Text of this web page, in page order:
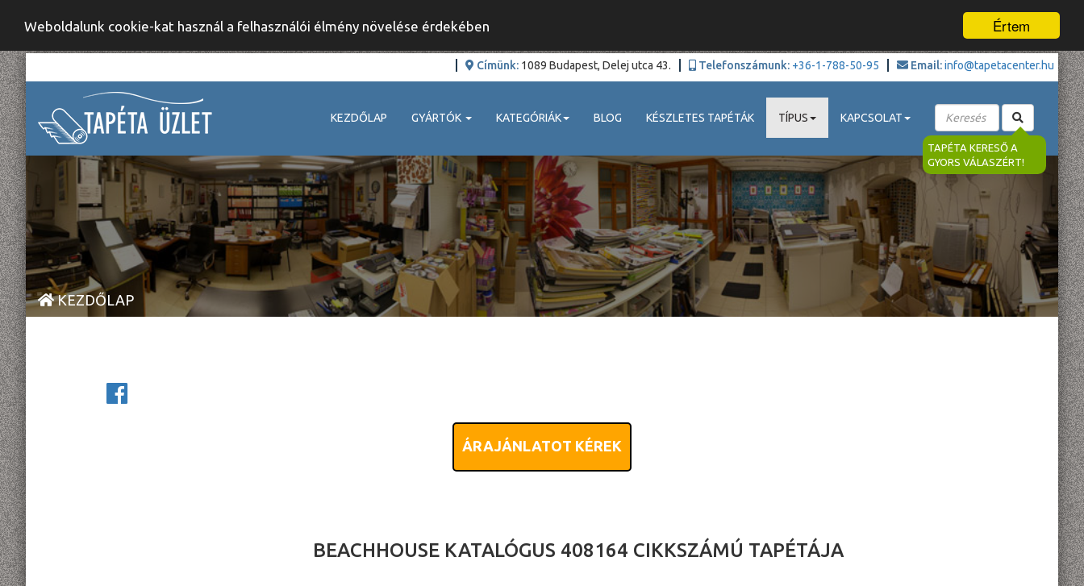
Értem
Weboldalunk cookie-kat használ a felhasználói élmény növelése érdekében
Címünk: 1089 Budapest, Delej utca 43. Telefonszámunk: +36-1-788-50-95 Email:info@tapetacenter.hu
KEZDŐLAP GYÁRTÓK KATEGÓRIÁK BLOG KÉSZLETES TAPÉTÁK TÍPUS KAPCSOLAT
TAPÉTA KERESŐ A
GYORS VÁLASZÉRT!
KEZDŐLAP
ÁRAJÁNLATOT KÉREK
BEACHHOUSE KATALÓGUS 408164 CIKKSZÁMÚ TAPÉTÁJA